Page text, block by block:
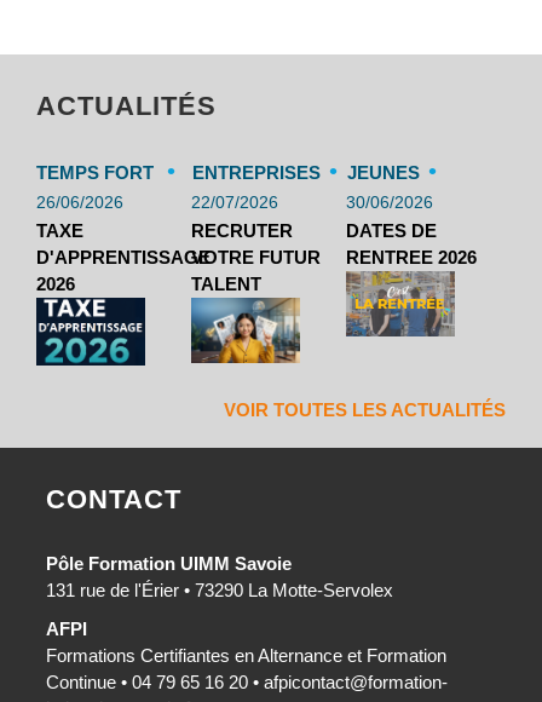
ACTUALITÉS
TEMPS FORT •
26/06/2026
TAXE
D'APPRENTISSAGE
2026
ENTREPRISES •
22/07/2026
RECRUTER
VOTRE FUTUR
TALENT
JEUNES •
30/06/2026
DATES DE
RENTREE 2026
VOIR TOUTES LES ACTUALITÉS
CONTACT
Pôle Formation UIMM Savoie
131 rue de l'Érier • 73290 La Motte-Servolex
AFPI
Formations Certifiantes en Alternance et Formation
Continue • 04 79 65 16 20 • afpicontact@formation-